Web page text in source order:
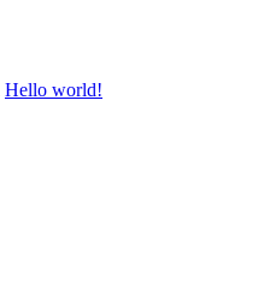
Hello world!